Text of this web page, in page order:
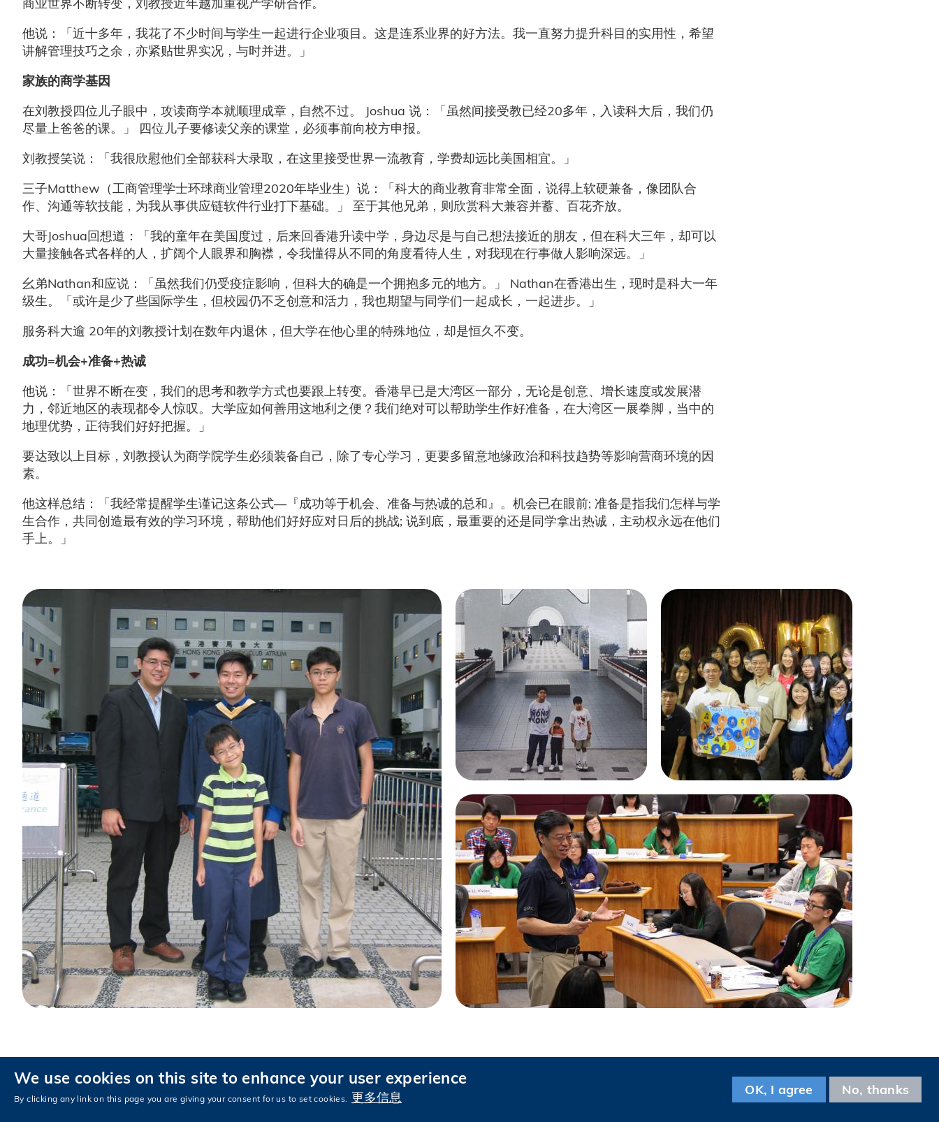
他说：「近十多年，我花了不少时间与学生一起进行企业项目。这是连系业界的好方法。我一直努力提升科目的实用性，希望
讲解管理技巧之余，亦紧贴世界实况，与时并进。」
家族的商学基因
在刘教授四位儿子眼中，攻读商学本就顺理成章，自然不过。 Joshua 说：「虽然间接受教已经20多年，入读科大后，我们仍
尽量上爸爸的课。」 四位儿子要修读父亲的课堂，必须事前向校方申报。
刘教授笑说：「我很欣慰他们全部获科大录取，在这里接受世界一流教育，学费却远比美国相宜。」
三子Matthew（工商管理学士环球商业管理2020年毕业生）说：「科大的商业教育非常全面，说得上软硬兼备，像团队合
作、沟通等软技能，为我从事供应链软件行业打下基础。」 至于其他兄弟，则欣赏科大兼容并蓄、百花齐放。
大哥Joshua回想道：「我的童年在美国度过，后来回香港升读中学，身边尽是与自己想法接近的朋友，但在科大三年，却可以
大量接触各式各样的人，扩阔个人眼界和胸襟，令我懂得从不同的角度看待人生，对我现在行事做人影响深远。」
幺弟Nathan和应说：「虽然我们仍受疫症影响，但科大的确是一个拥抱多元的地方。」 Nathan在香港出生，现时是科大一年
级生。「或许是少了些国际学生，但校园仍不乏创意和活力，我也期望与同学们一起成长，一起进步。」
服务科大逾 20年的刘教授计划在数年内退休，但大学在他心里的特殊地位，却是恒久不变。
成功=机会+准备+热诚
他说：「世界不断在变，我们的思考和教学方式也要跟上转变。香港早已是大湾区一部分，无论是创意、增长速度或发展潜
力，邻近地区的表现都令人惊叹。大学应如何善用这地利之便？我们绝对可以帮助学生作好准备，在大湾区一展拳脚，当中的
地理优势，正待我们好好把握。」
要达致以上目标，刘教授认为商学院学生必须装备自己，除了专心学习，更要多留意地缘政治和科技趋势等影响营商环境的因
素。
他这样总结：「我经常提醒学生谨记这条公式—『成功等于机会、准备与热诚的总和』。机会已在眼前; 准备是指我们怎样与学
生合作，共同创造最有效的学习环境，帮助他们好好应对日后的挑战; 说到底，最重要的还是同学拿出热诚，主动权永远在他们
手上。」
私隱政策
无障碍浏览
© 版权属香港科技大学所有
FacebookLinkedInInstagramYoutubeTencentWechat
We use cookies on this site to enhance your user experience
By clicking any link on this page you are giving your consent for us to set cookies. 更多信息 OK, I agree No, thanks